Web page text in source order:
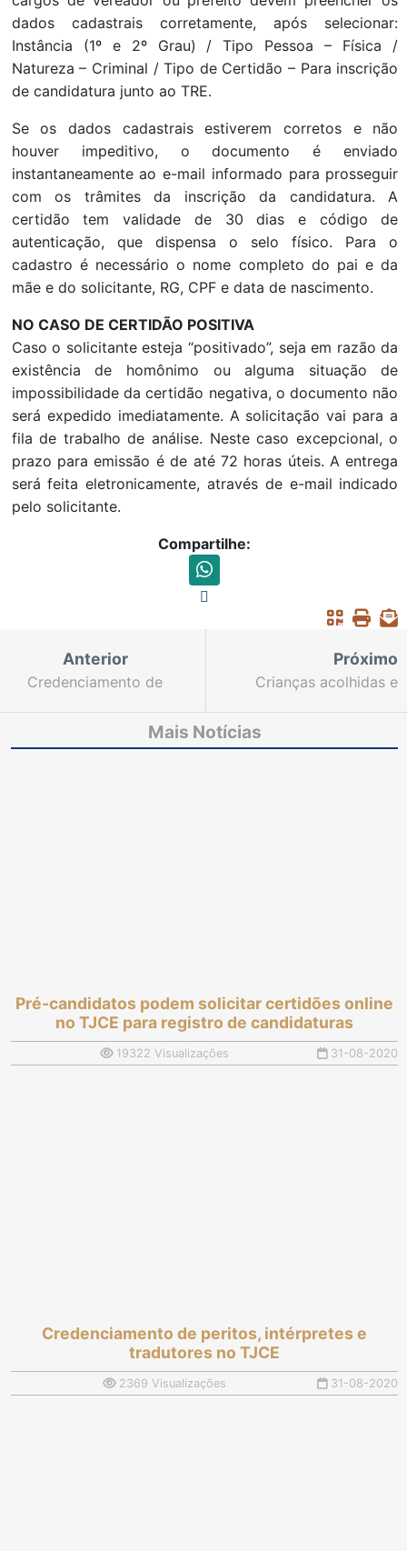
dados cadastrais corretamente, após selecionar:
Instância (1º e 2º Grau) / Tipo Pessoa – Física /
Natureza – Criminal / Tipo de Certidão – Para inscrição
de candidatura junto ao TRE.
Se os dados cadastrais estiverem corretos e não
houver impeditivo, o documento é enviado
instantaneamente ao e-mail informado para prosseguir
com os trâmites da inscrição da candidatura. A
certidão tem validade de 30 dias e código de
autenticação, que dispensa o selo físico. Para o
cadastro é necessário o nome completo do pai e da
mãe e do solicitante, RG, CPF e data de nascimento.
NO CASO DE CERTIDÃO POSITIVA
Caso o solicitante esteja “positivado”, seja em razão da
existência de homônimo ou alguma situação de
impossibilidade da certidão negativa, o documento não
será expedido imediatamente. A solicitação vai para a
fila de trabalho de análise. Neste caso excepcional, o
prazo para emissão é de até 72 horas úteis. A entrega
será feita eletronicamente, através de e-mail indicado
pelo solicitante.
Compartilhe:
Anterior
Credenciamento de
tradutores no TJCE
Próximo
Crianças acolhidas e
vínculo afetivo através
de ligações telefônicas
Mais Notícias
Pré-candidatos podem solicitar certidões online
no TJCE para registro de candidaturas
19322 Visualizações 31-08-2020
Credenciamento de peritos, intérpretes e
tradutores no TJCE
2369 Visualizações 31-08-2020